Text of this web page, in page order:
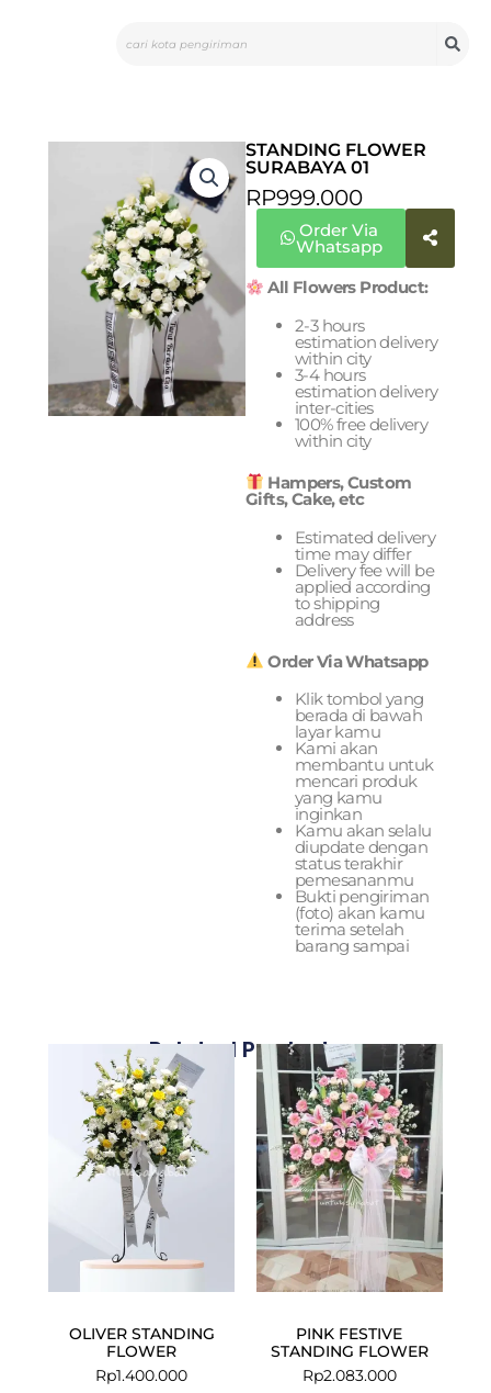
STANDING FLOWER
SURABAYA 01
RP999.000
Order Via
Whatsapp
All Flowers Product:
2-3 hours
estimation delivery
within city
3-4 hours
estimation delivery
inter-cities
100% free delivery
within city
Hampers, Custom
Gifts, Cake, etc
Estimated delivery
time may differ
Delivery fee will be
applied according
to shipping
address
Order Via Whatsapp
Klik tombol yang
berada di bawah
layar kamu
Kami akan
membantu untuk
mencari produk
yang kamu
inginkan
Kamu akan selalu
diupdate dengan
status terakhir
pemesananmu
Bukti pengiriman
(foto) akan kamu
terima setelah
barang sampai
Related Products
OLIVER STANDING
FLOWER
Rp1.400.000
PINK FESTIVE
STANDING FLOWER
Rp2.083.000